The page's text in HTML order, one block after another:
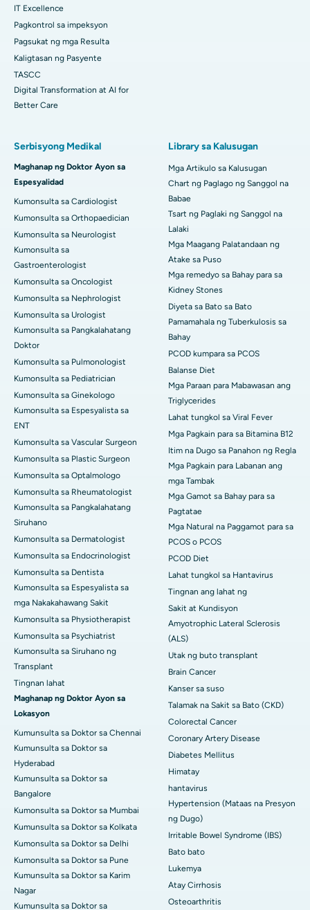
IT Excellence
Pagkontrol sa impeksyon
Pagsukat ng mga Resulta
Kaligtasan ng Pasyente
TASCC
Digital Transformation at AI for
Better Care
Serbisyong Medikal
Maghanap ng Doktor Ayon sa
Espesyalidad
Kumonsulta sa Cardiologist
Kumonsulta sa Orthopaedician
Kumonsulta sa Neurologist
Kumonsulta sa
Gastroenterologist
Kumonsulta sa Oncologist
Kumonsulta sa Nephrologist
Kumonsulta sa Urologist
Kumonsulta sa Pangkalahatang
Doktor
Kumonsulta sa Pulmonologist
Kumonsulta sa Pediatrician
Kumonsulta sa Ginekologo
Kumonsulta sa Espesyalista sa
ENT
Kumonsulta sa Vascular Surgeon
Kumonsulta sa Plastic Surgeon
Kumonsulta sa Optalmologo
Kumonsulta sa Rheumatologist
Kumonsulta sa Pangkalahatang
Siruhano
Kumonsulta sa Dermatologist
Kumonsulta sa Endocrinologist
Kumonsulta sa Dentista
Kumonsulta sa Espesyalista sa
mga Nakakahawang Sakit
Kumonsulta sa Physiotherapist
Kumonsulta sa Psychiatrist
Kumonsulta sa Siruhano ng
Transplant
Tingnan lahat
Maghanap ng Doktor Ayon sa
Lokasyon
Kumunsulta sa Doktor sa Chennai
Kumunsulta sa Doktor sa
Hyderabad
Kumunsulta sa Doktor sa
Bangalore
Kumonsulta sa Doktor sa Mumbai
Kumunsulta sa Doktor sa Kolkata
Kumonsulta sa Doktor sa Delhi
Kumonsulta sa Doktor sa Pune
Kumunsulta sa Doktor sa Karim
Nagar
Kumunsulta sa Doktor sa
Library sa Kalusugan
Mga Artikulo sa Kalusugan
Chart ng Paglago ng Sanggol na
Babae
Tsart ng Paglaki ng Sanggol na
Lalaki
Mga Maagang Palatandaan ng
Atake sa Puso
Mga remedyo sa Bahay para sa
Kidney Stones
Diyeta sa Bato sa Bato
Pamamahala ng Tuberkulosis sa
Bahay
PCOD kumpara sa PCOS
Balanse Diet
Mga Paraan para Mabawasan ang
Triglycerides
Lahat tungkol sa Viral Fever
Mga Pagkain para sa Bitamina B12
Itim na Dugo sa Panahon ng Regla
Mga Pagkain para Labanan ang
mga Tambak
Mga Gamot sa Bahay para sa
Pagtatae
Mga Natural na Paggamot para sa
PCOS o PCOS
PCOD Diet
Lahat tungkol sa Hantavirus
Tingnan ang lahat ng
Sakit at Kundisyon
Amyotrophic Lateral Sclerosis
(ALS)
Utak ng buto transplant
Brain Cancer
Kanser sa suso
Talamak na Sakit sa Bato (CKD)
Colorectal Cancer
Coronary Artery Disease
Diabetes Mellitus
Himatay
hantavirus
Hypertension (Mataas na Presyon
ng Dugo)
Irritable Bowel Syndrome (IBS)
Bato bato
Lukemya
Atay Cirrhosis
Osteoarthritis